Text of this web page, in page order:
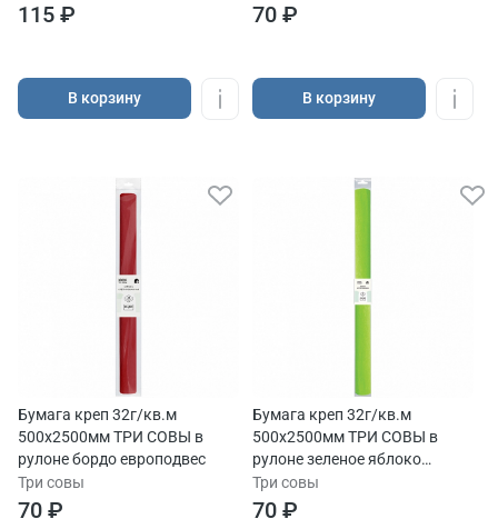
115 ₽
В корзину
70 ₽
В корзину
Бумага креп 32г/кв.м
500х2500мм ТРИ СОВЫ в
рулоне бордо европодвес
Три совы
70 ₽
Бумага креп 32г/кв.м
500х2500мм ТРИ СОВЫ в
рулоне зеленое яблоко
европодвес
Три совы
70 ₽